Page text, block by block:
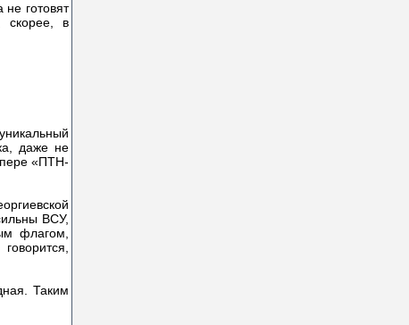
готовят
скорее, в
даже не
«ПТН-
ВСУ,
флагом,
Таким